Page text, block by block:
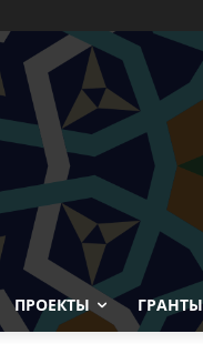
ПРОЕКТЫ ГРАНТЫ